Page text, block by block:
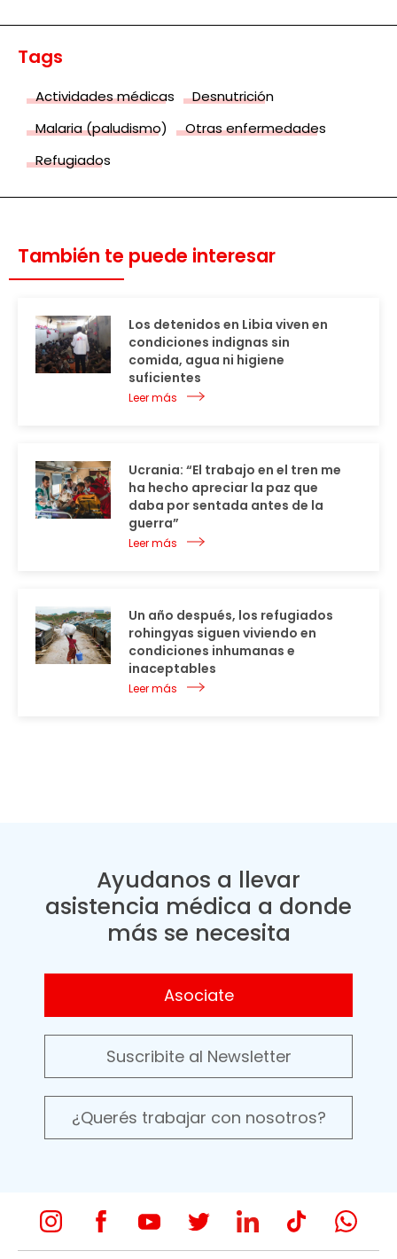
Tags
Actividades médicas
Desnutrición
Malaria (paludismo)
Otras enfermedades
Refugiados
También te puede interesar
Los detenidos en Libia viven en
condiciones indignas sin
comida, agua ni higiene
suficientes
Leer más
Ucrania: “El trabajo en el tren me
ha hecho apreciar la paz que
daba por sentada antes de la
guerra”
Leer más
Un año después, los refugiados
rohingyas siguen viviendo en
condiciones inhumanas e
inaceptables
Leer más
Ayudanos a llevar
asistencia médica a donde
más se necesita
Asociate
Suscribite al Newsletter
¿Querés trabajar con nosotros?